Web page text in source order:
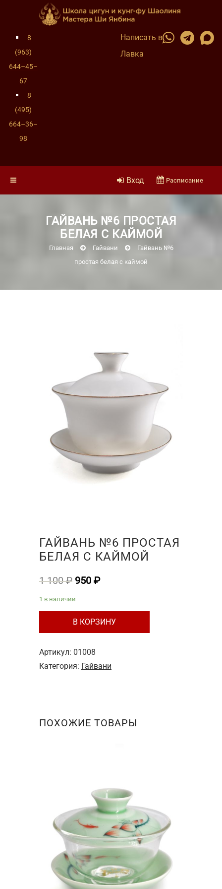
8
(963)
644–45–
67
8
(495)
664–36–
98
Написать в
Лавка
Вход Расписание
ГАЙВАНЬ №6 ПРОСТАЯ
БЕЛАЯ С КАЙМОЙ
Главная Гайвани
Гайвань №6
простая белая с каймой
ГАЙВАНЬ №6 ПРОСТАЯ
БЕЛАЯ С КАЙМОЙ
1 100₽ Первоначальная
1
100 ₽.
950 ₽Текущая
1 в наличии
Количество
товара
№6
простая
В КОРЗИНУ
Артикул: 01008
Категория: Гайвани
ПОХОЖИЕ ТОВАРЫ